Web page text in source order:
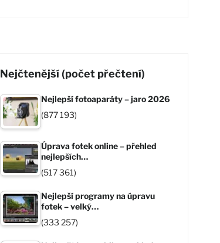
Nejčtenější (počet přečtení)
Nejlepší fotoaparáty – jaro 2026
(877 193)
Úprava fotek online – přehled
nejlepších…
(517 361)
Nejlepší programy na úpravu
fotek – velký…
(333 257)